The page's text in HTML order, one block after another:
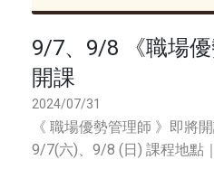
9/7、9/8 《職場
開課
2024/07/31
《 職場優勢管理師 》即將
9/7(六)、9/8 (日) 課程地點